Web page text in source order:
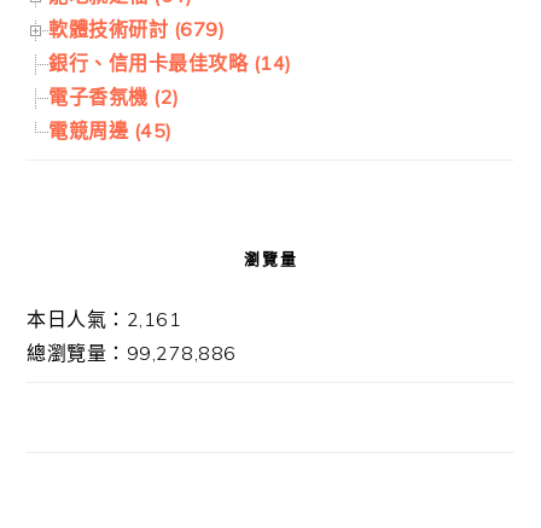
軟體技術研討 (679)
銀行、信用卡最佳攻略 (14)
電子香氛機 (2)
電競周邊 (45)
瀏覽量
本日人氣：2,161
總瀏覽量：99,278,886